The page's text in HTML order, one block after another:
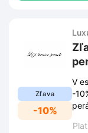
Zľava
-10%
V
-